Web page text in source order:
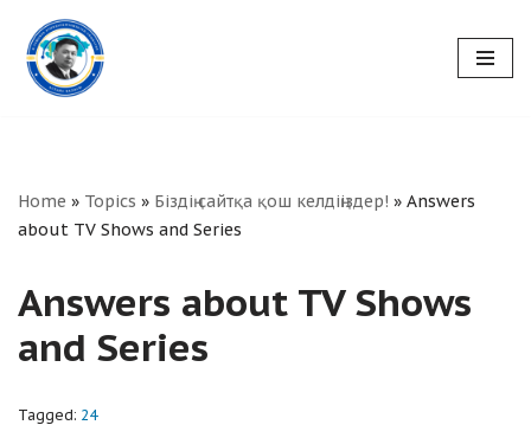
Skip
to
Home » Topics » Біздің сайтқа қош келдіңіздер! » Answers
about TV Shows and Series
Answers about TV Shows
and Series
Tagged: 24